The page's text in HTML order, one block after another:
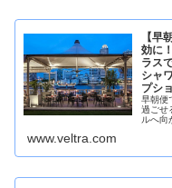
【早
効に
ラス
シャ
プシ
早朝便
過ごせ
ルへ向
www.veltra.com